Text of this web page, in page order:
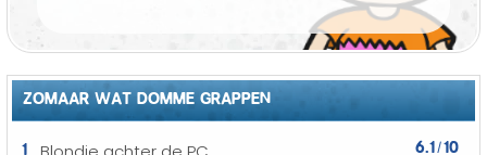
ZOMAAR WAT DOMME GRAPPEN
1
6.1/10